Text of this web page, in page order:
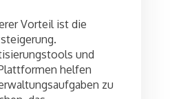
Vorteil ist die
und
helfen
zu